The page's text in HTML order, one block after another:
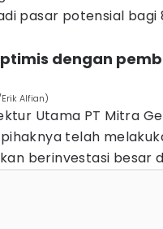
pasar potensial bagi
dengan
Alfian)
Utama PT Mitra
telah
berinvestasi besar